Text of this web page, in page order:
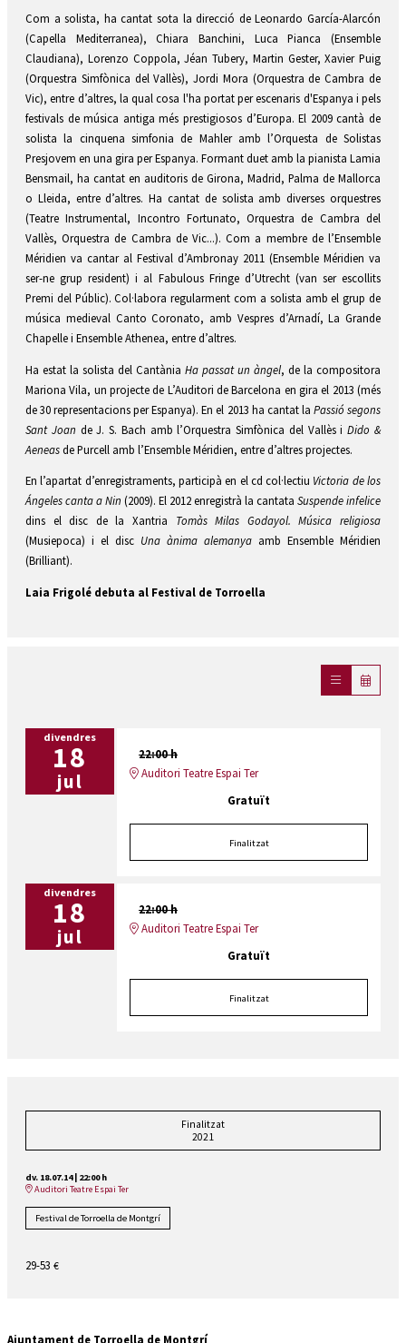
Com a solista, ha cantat sota la direcció de Leonardo García-Alarcón
(Capella Mediterranea), Chiara Banchini, Luca Pianca (Ensemble
Claudiana), Lorenzo Coppola, Jéan Tubery, Martin Gester, Xavier Puig
(Orquestra Simfònica del Vallès), Jordi Mora (Orquestra de Cambra de
Vic), entre d’altres, la qual cosa l'ha portat per escenaris d'Espanya i pels
festivals de música antiga més prestigiosos d’Europa. El 2009 cantà de
solista la cinquena simfonia de Mahler amb l’Orquesta de Solistas
Presjovem en una gira per Espanya. Formant duet amb la pianista Lamia
Bensmail, ha cantat en auditoris de Girona, Madrid, Palma de Mallorca
o Lleida, entre d’altres. Ha cantat de solista amb diverses orquestres
(Teatre Instrumental, Incontro Fortunato, Orquestra de Cambra del
Vallès, Orquestra de Cambra de Vic...). Com a membre de l’Ensemble
Méridien va cantar al Festival d’Ambronay 2011 (Ensemble Méridien va
ser-ne grup resident) i al Fabulous Fringe d’Utrecht (van ser escollits
Premi del Públic). Col·labora regularment com a solista amb el grup de
música medieval Canto Coronato, amb Vespres d’Arnadí, La Grande
Chapelle i Ensemble Athenea, entre d’altres.
Ha estat la solista del Cantània Ha passat un àngel, de la compositora
Mariona Vila, un projecte de L’Auditori de Barcelona en gira el 2013 (més
de 30 representacions per Espanya). En el 2013 ha cantat la Passió segons
Sant Joan de J. S. Bach amb l’Orquestra Simfònica del Vallès iDido &
Aeneasde Purcell amb l’Ensemble Méridien, entre d’altres projectes.
En l’apartat d’enregistraments, participà en el cd col·lectiu Victoria de los
Ángeles canta a Nin (2009). El 2012 enregistrà la cantata Suspende infelice
dins el disc de la Xantria Tomàs Milas Godayol. Música religiosa
(Musiepoca) i el disc Una ànima alemanya amb Ensemble Méridien
(Brilliant).
Laia Frigolé debuta al Festival de Torroella
divendres
18
jul
22:00 h
Auditori Teatre Espai Ter
Gratuït
Finalitzat
divendres
18
jul
22:00 h
Auditori Teatre Espai Ter
Gratuït
Finalitzat
Finalitzat
2021
dv. 18.07.14| 22:00 h
Auditori Teatre Espai Ter
Festival de Torroella de Montgrí
29-53 €
Ajuntament de Torroella de Montgrí